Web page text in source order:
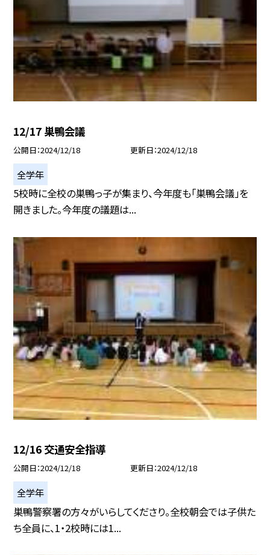
12/17 巣鴨会議
公開日 2024/12/18 更新日 2024/12/18
全学年
5校時に全校の巣鴨っ子が集まり、今年度も「巣鴨会議」を
開きました。今年度の議題は...
12/16 交通安全指導
公開日 2024/12/18 更新日 2024/12/18
全学年
巣鴨警察署の方々がいらしてくださり。全校朝会では子供た
ち全員に、1・2校時には1...